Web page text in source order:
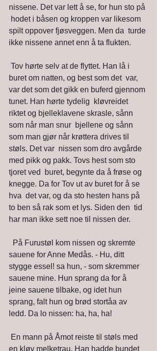
nissene. Det var lett å se, for hun sto på
hodet i båsen og kroppen var likesom
spilt oppover fjøsveggen. Men da  turde
ikke nissene annet enn å ta flukten.
buret om natten, og best som det  var,
var det som det gikk en buferd gjennom
tunet. Han hørte tydelig  kløvreidet
riktet og bjelleklavene skrasle, sånn
som når man snur  bjellene og sånn
som man gjør når krøttera drives til
støls. Det var  nissen som dro avgårde
med pikk og pakk. Tovs hest som sto
tjoret ved  buret, begynte da å frøse og
knegge. Da for Tov ut av buret for å se
hva  det var, og da sto hesten hans på
to ben så rak som et lys. Siden den  tid
har man ikke sett noe til nissen der.
sauene for Anne Medås. - Hu, ditt
stygge essel! sa hun, - som skremmer
sauene mine. Hun sprang da for å
jeine sauene tilbake, og idet hun
sprang, falt hun og brød stortåa av
ledd. Da lo nissen: ha, ha, ha!
en kløv melketrau. Han hadde bundet